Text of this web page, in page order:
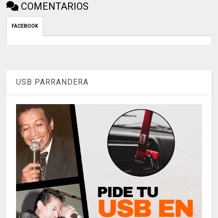
COMENTARIOS
FACEBOOK
USB PARRANDERA